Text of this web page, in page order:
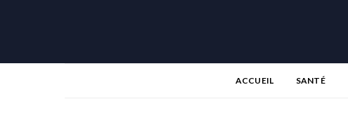
ACCUEIL SANTÉ